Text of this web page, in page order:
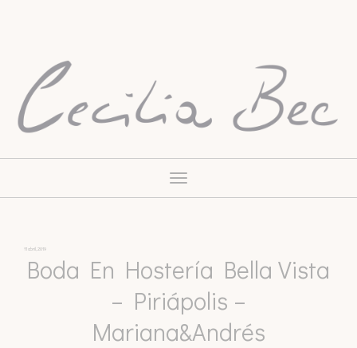
Toggle
navigation
11 abril, 2019
Boda En Hostería Bella Vista
– Piriápolis –
Mariana&Andrés